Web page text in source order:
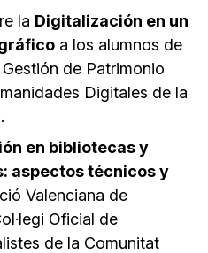
la Digitalización en un
a los alumnos de
de Patrimonio
Digitales de la
en bibliotecas y
aspectos técnicos y
Valenciana de
Oficial de
de la Comunitat